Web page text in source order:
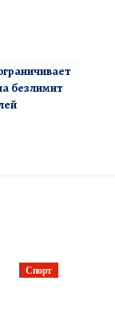
безлимит
Спорт